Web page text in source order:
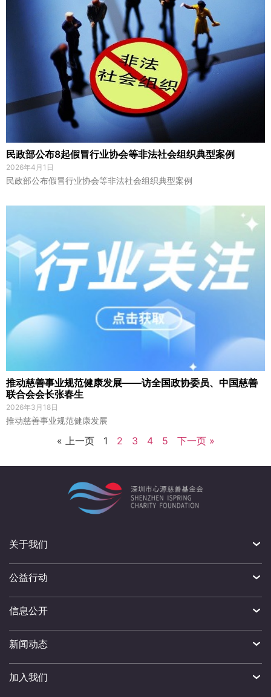
民政部公布8起假冒行业协会等非法社会组织典型案例
2026年4月1日
民政部公布假冒行业协会等非法社会组织典型案例
推动慈善事业规范健康发展——访全国政协委员、中国慈善
联合会会长张春生
2026年3月18日
推动慈善事业规范健康发展
« 上一页 1 2 3 4 5 下一页 »
关于我们
公益行动
信息公开
新闻动态
加入我们